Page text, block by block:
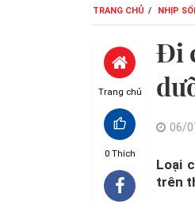
TRANG CHỦ NHỊP
Trang chủ
0Thích
Đi
06/
Loại
trên